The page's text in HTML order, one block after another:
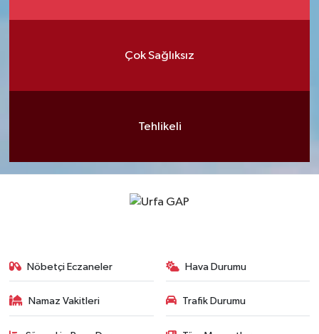
Çok Sağlıksız
Tehlikeli
Nöbetçi Eczaneler Hava Durumu
Namaz Vakitleri Trafik Durumu